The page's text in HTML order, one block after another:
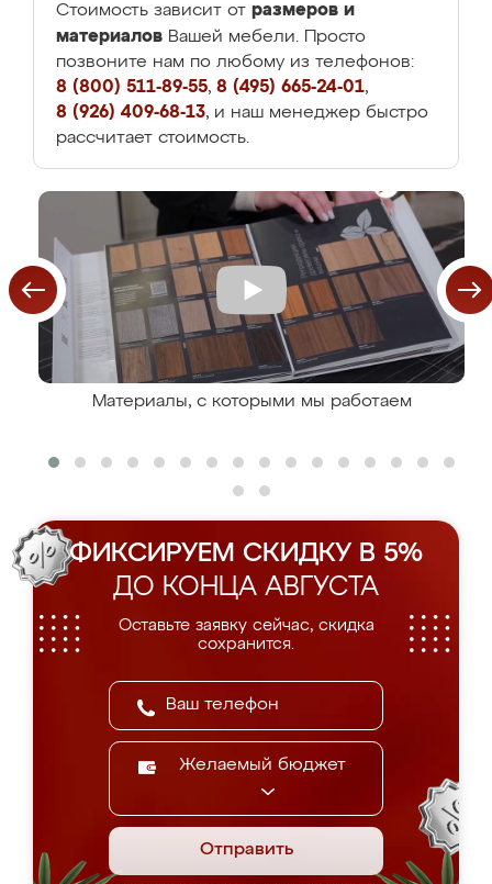
Стоимость зависит от размеров и
материалов Вашей мебели. Просто
позвоните нам по любому из телефонов:
8 (800) 511-89-55, 8 (495) 665-24-01,
8 (926) 409-68-13, и наш менеджер быстро
рассчитает стоимость.
Материалы, с которыми мы работаем
ФИКСИРУЕМ СКИДКУ В 5%
ДО КОНЦА АВГУСТА
Оставьте заявку сейчас, скидка
сохранится.
Желаемый бюджет
Отправить